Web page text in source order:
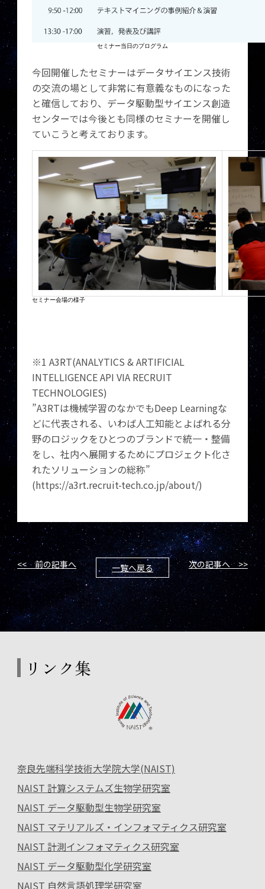
セミナー当日のプログラム
今回開催したセミナーはデータサイエンス技術
の交流の場として非常に有意義なものになった
と確信しており、データ駆動型サイエンス創造
センターでは今後とも同様のセミナーを開催し
ていこうと考えております。
セミナー会場の様子
※1 A3RT(ANALYTICS & ARTIFICIAL
INTELLIGENCE API VIA RECRUIT
TECHNOLOGIES)
”A3RTは機械学習のなかでもDeep Learningな
どに代表される、いわば人工知能とよばれる分
野のロジックをひとつのブランドで統一・整備
をし、社内へ展開するためにプロジェクト化さ
れたソリューションの総称”
(https://a3rt.recruit-tech.co.jp/about/)
<< 前の記事へ 一覧へ戻る 次の記事へ >>
リンク集
奈良先端科学技術大学院大学(NAIST)
NAIST 計算システムズ生物学研究室
NAIST データ駆動型生物学研究室
NAIST マテリアルズ・インフォマティクス研究室
NAIST 計測インフォマティクス研究室
NAIST データ駆動型化学研究室
NAIST 自然言語処理学研究室